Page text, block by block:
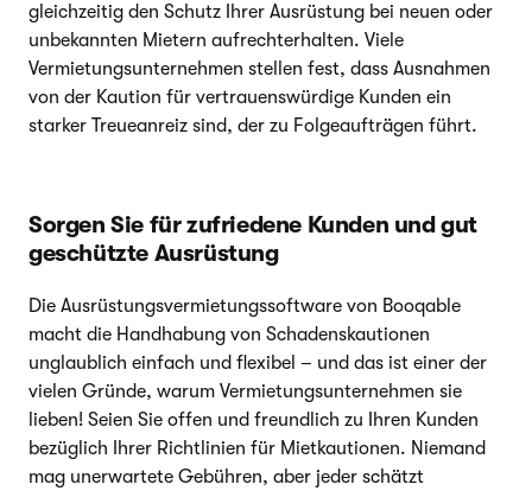
gleichzeitig den Schutz Ihrer Ausrüstung bei neuen oder
unbekannten Mietern aufrechterhalten. Viele
Vermietungsunternehmen stellen fest, dass Ausnahmen
von der Kaution für vertrauenswürdige Kunden ein
starker Treueanreiz sind, der zu Folgeaufträgen führt.
Sorgen Sie für zufriedene Kunden und gut
geschützte Ausrüstung
Die Ausrüstungsvermietungssoftware von Booqable
macht die Handhabung von Schadenskautionen
unglaublich einfach und flexibel – und das ist einer der
vielen Gründe, warum Vermietungsunternehmen sie
lieben! Seien Sie offen und freundlich zu Ihren Kunden
bezüglich Ihrer Richtlinien für Mietkautionen. Niemand
mag unerwartete Gebühren, aber jeder schätzt